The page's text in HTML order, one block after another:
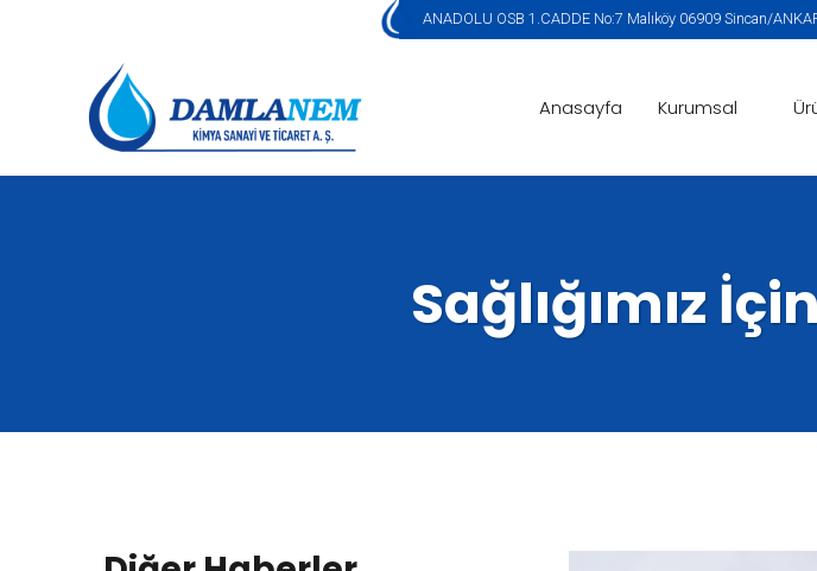
ANADOLU OSB 1.CADDE No:7 Malıköy 06909 Sincan/
Anasayfa Kurumsal
Sağlığımız